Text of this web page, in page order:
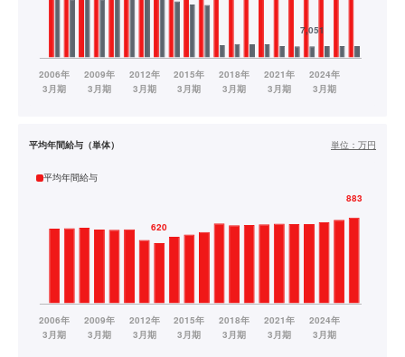
平均年間給与（単体） 単位： 万円
平均年間給与